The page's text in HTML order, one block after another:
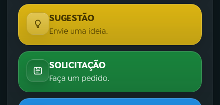
SUGESTÃO
Envie uma ideia.
SOLICITAÇÃO
Faça um pedido.